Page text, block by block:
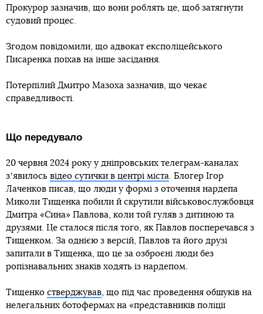
Прокурор зазначив, що вони роблять це, щоб затягнути
судовий процес.
Згодом повідомили, що адвокат експоліцейського
Писаренка поїхав на інше засідання.
Потерпілий Дмитро Мазоха зазначив, що чекає
справедливості.
Що передувало
20 червня 2024 року у дніпровських телеграм-каналах
зʼявилось відео сутички в центрі міста. Блогер Ігор
Лаченков писав, що люди у формі з оточення нардепа
Миколи Тищенка побили й скрутили військовослужбовця
Дмитра «Сина» Павлова, коли той гуляв з дитиною та
друзями. Це сталося після того, як Павлов посперечався з
Тищенком. За однією з версій, Павлов та його друзі
запитали в Тищенка, що це за озброєні люди без
ропізнавальних знаків ходять із нардепом.
Тищенко стверджував, що під час проведення обшуків на
нелегальних ботофермах на «представників поліції